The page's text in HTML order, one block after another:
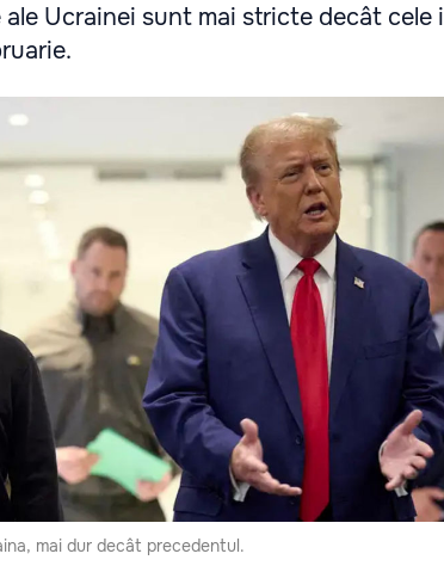
Ucrainei sunt mai stricte decât cele
mai dur decât precedentul.